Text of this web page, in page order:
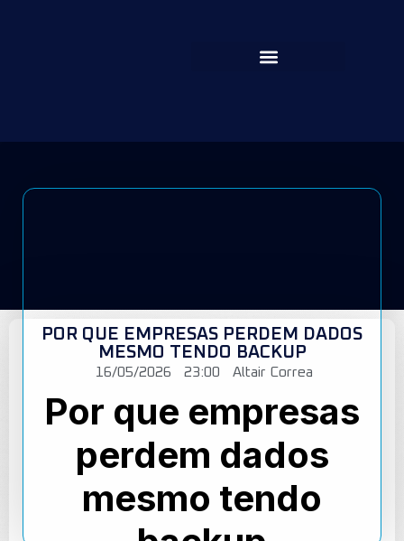
POR QUE EMPRESAS PERDEM DADOS
MESMO TENDO BACKUP
16/05/2026 23:00 Altair Correa
Por que empresas
perdem dados
mesmo tendo